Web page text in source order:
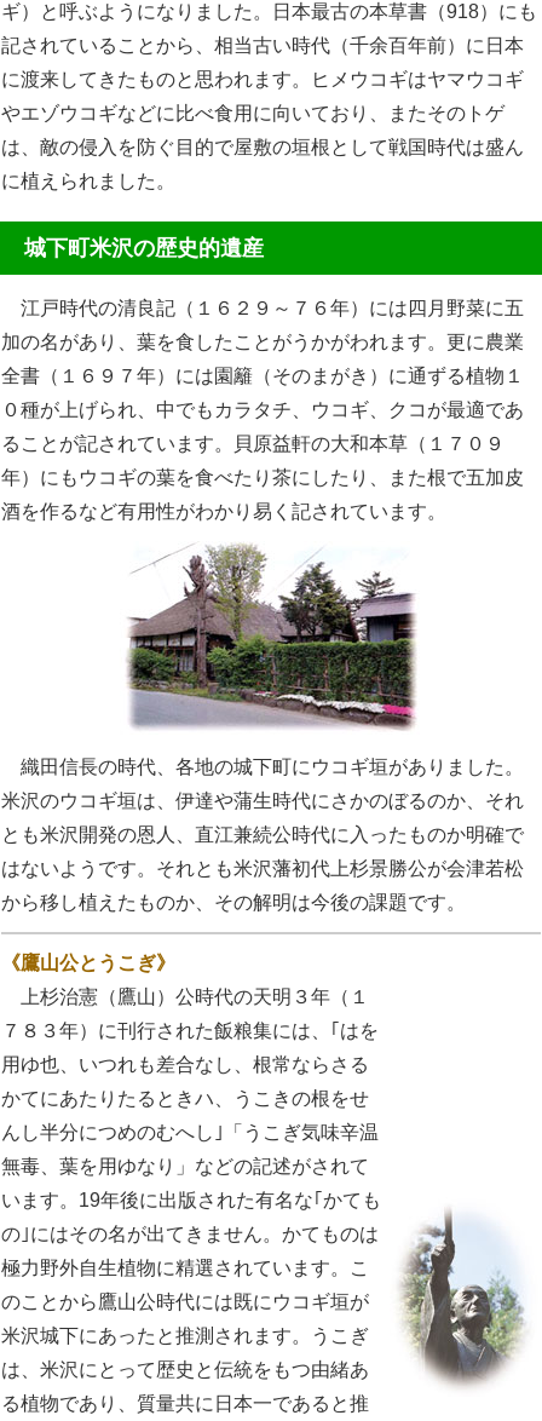
ギ）と呼ぶようになりました。日本最古の本草書（918）にも
記されていることから、相当古い時代（千余百年前）に日本
に渡来してきたものと思われます。ヒメウコギはヤマウコギ
やエゾウコギなどに比べ食用に向いており、またそのトゲ
は、敵の侵入を防ぐ目的で屋敷の垣根として戦国時代は盛ん
に植えられました。
城下町米沢の歴史的遺産
江戸時代の清良記（１６２９～７６年）には四月野菜に五
加の名があり、葉を食したことがうかがわれます。更に農業
全書（１６９７年）には園籬（そのまがき）に通ずる植物１
０種が上げられ、中でもカラタチ、ウコギ、クコが最適であ
ることが記されています。貝原益軒の大和本草（１７０９
年）にもウコギの葉を食べたり茶にしたり、また根で五加皮
酒を作るなど有用性がわかり易く記されています。
織田信長の時代、各地の城下町にウコギ垣がありました。
米沢のウコギ垣は、伊達や蒲生時代にさかのぼるのか、それ
とも米沢開発の恩人、直江兼続公時代に入ったものか明確で
はないようです。それとも米沢藩初代上杉景勝公が会津若松
から移し植えたものか、その解明は今後の課題です。
《鷹山公とうこぎ》
上杉治憲（鷹山）公時代の天明３年（１
７８３年）に刊行された飯粮集には、｢はを
用ゆ也、いつれも差合なし、根常ならさる
かてにあたりたるときハ、うこきの根をせ
んし半分につめのむへし｣「うこぎ気味辛温
無毒、葉を用ゆなり」などの記述がされて
います。19年後に出版された有名な｢かても
の｣にはその名が出てきません。かてものは
極力野外自生植物に精選されています。こ
のことから鷹山公時代には既にウコギ垣が
米沢城下にあったと推測されます。うこぎ
は、米沢にとって歴史と伝統をもつ由緒あ
る植物であり、質量共に日本一であると推